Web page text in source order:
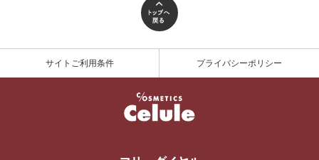
サイトご利用条件 プライバシーポリシー